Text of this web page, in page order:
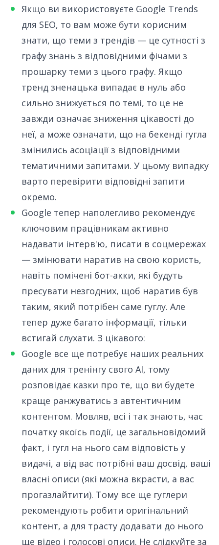
Якщо ви використовуєте Google Trends
для SEO, то вам може бути корисним
знати, що теми з трендів — це сутності з
графу знань з відповідними фічами з
прошарку теми з цього графу. Якщо
тренд зненацька випадає в нуль або
сильно знижується по темі, то це не
завжди означає зниження цікавості до
неї, а може означати, що на бекенді гугла
змінились асоціації з відповідними
тематичними запитами. У цьому випадку
варто перевірити відповідні запити
окремо.
Google тепер наполегливо рекомендує
ключовим працівникам активно
надавати інтерв'ю, писати в соцмережах
— змінювати наратив на свою користь,
навіть помічені бот-акки, які будуть
пресувати незгодних, щоб наратив був
таким, який потрібен саме гуглу. Але
тепер дуже багато інформації, тільки
встигай слухати. З цікавого:
Google все ще потребує наших реальних
даних для тренінгу свого AI, тому
розповідає казки про те, що ви будете
краще ранжуватись з автентичним
контентом. Мовляв, всі і так знають, час
початку якоїсь події, це загальновідомий
факт, і гугл на нього сам відповість у
видачі, а від вас потрібні ваш досвід, ваші
власні описи (які можна вкрасти, а вас
прогазлайтити). Тому все ще гуглери
рекомендують робити оригінальний
контент, а для трасту додавати до нього
ще відео і голосові описи. Не слідкуйте за